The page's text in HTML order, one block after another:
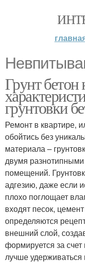
Грунт бетон
грунтовки
Ремонт в квартире,
обойтись без
материала –
двумя
помещений.
адгезию, даже если
плохо поглощает
входят песок,
определяются
внешний слой,
формируется за
лучше удерживаться